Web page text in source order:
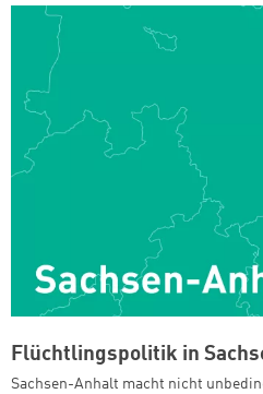
Flüchtlingspolitik in
Sachsen-Anhalt macht nicht